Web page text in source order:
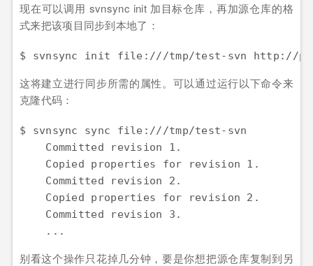
现在可以调用 svnsync init 加目标仓库，再加源仓库的格
式来把该项目同步到本地了：
$ svnsync init file:///tmp/test-svn http://
这将建立进行同步所需的属性。可以通过运行以下命令来
克隆代码：
$ svnsync sync file:///tmp/test-svn
    Committed revision 1.
    Copied properties for revision 1.
    Committed revision 2.
    Copied properties for revision 2.
    Committed revision 3.
    ...
别看这个操作只花掉几分钟，要是你想把源仓库复制到另